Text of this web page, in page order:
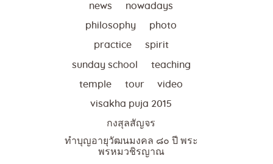
news nowadays
philosophy photo
practice spirit
sunday school teaching
temple tour video
visakha puja 2015
กงสุลสัญจร
ทำบุญอายุวัฒนมงคล ๘๐ ปี พระ
พรหมวชิรญาณ